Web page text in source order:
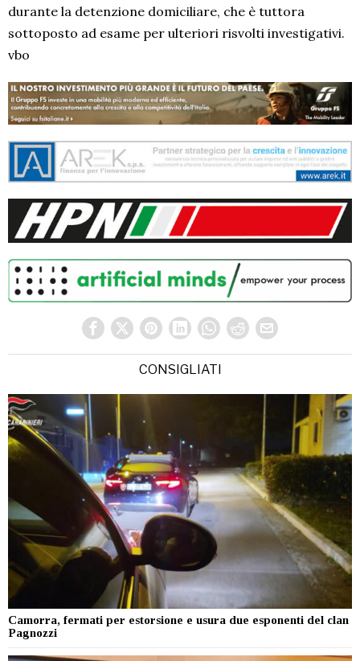
durante la detenzione domiciliare, che è tuttora
sottoposto ad esame per ulteriori risvolti investigativi.
vbo
CONSIGLIATI
Camorra, fermati per estorsione e usura due esponenti del clan
Pagnozzi